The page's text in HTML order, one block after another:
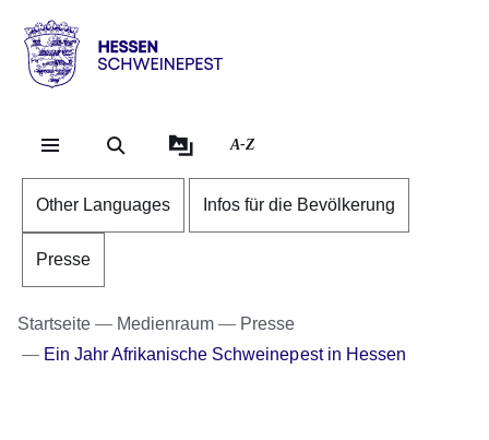
Hessen
Schweinepest
A-Z
Other Languages Infos für die Bevölkerung
Presse
Startseite Medienraum
Presse
Ein Jahr Afrikanische Schweinepest in Hessen